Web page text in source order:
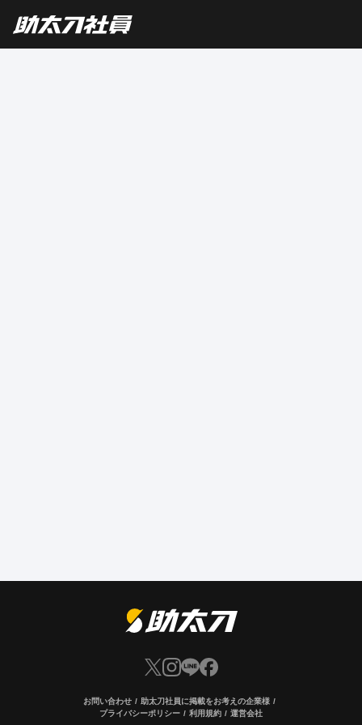
お問い合わせ
助太刀社員に掲載をお考えの企業様
プライバシーポリシー
利用規約 運営会社